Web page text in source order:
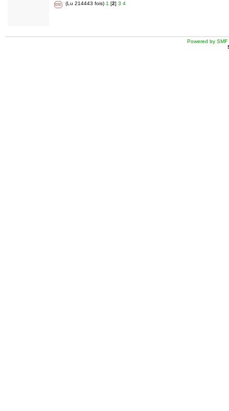
(Lu 214443 fois) 1 [2] 3 4
Powered by SMF